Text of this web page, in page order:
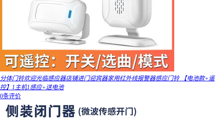
分体门铃欢迎光临感应器店铺进门迎宾器家用红外线报警器感应门铃 【电池款+遥
控】1主机1感应+送电池
0条评价